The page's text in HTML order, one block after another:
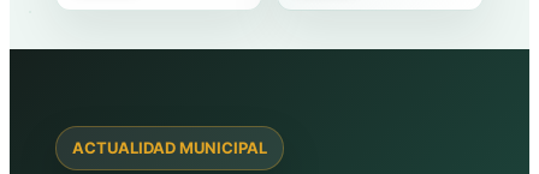
ACTUALIDAD MUNICIPAL